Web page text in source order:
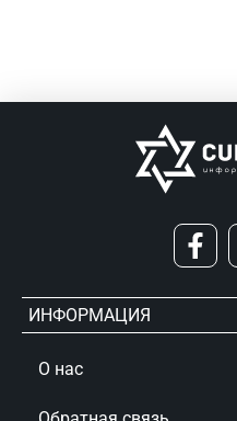
ИНФОРМАЦИЯ
О нас